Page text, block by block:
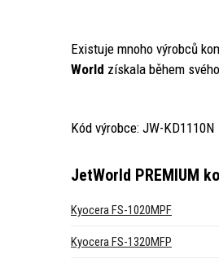
Existuje mnoho výrobců
World získala během
Kód výrobce: JW-KD1110N
JetWorld PREMIUM
Kyocera FS-1020MPF
Kyocera FS-1320MFP